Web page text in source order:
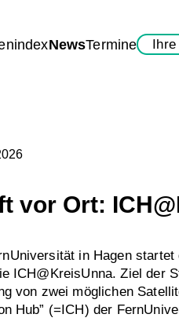
NewsTermine
vor Ort:
in Hagen startet
ICH@KreisUnna. Ziel der
von zwei möglichen
Hub” (=ICH) der